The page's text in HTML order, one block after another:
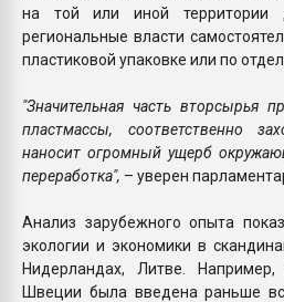
на той или иной территории
региональные власти
пластиковой упаковке или по
"Значительная часть вторсырья
пластмассы, соответственно
наносит огромный ущерб
переработка", – уверен
Анализ зарубежного опыта
экологии и экономики в
Нидерландах, Литве.
Швеции была введена раньше